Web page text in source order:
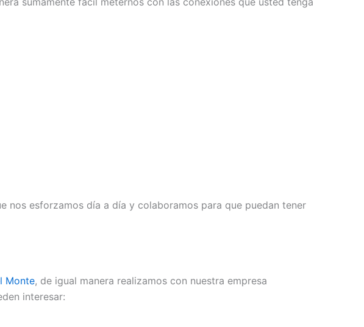
esforzamos día a día y colaboramos para que puedan tener
Monte, de igual manera realizamos con nuestra empresa
interesar: